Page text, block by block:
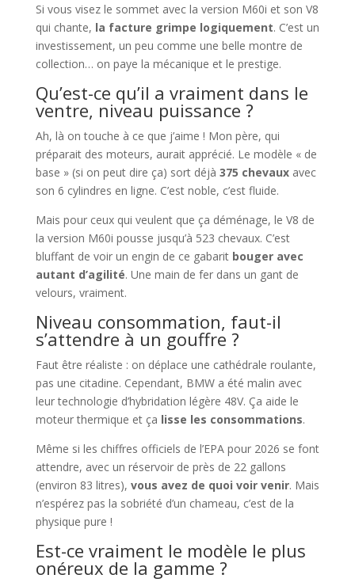
Si vous visez le sommet avec la version M60i et son V8
qui chante, la facture grimpe logiquement. C’est un
investissement, un peu comme une belle montre de
collection… on paye la mécanique et le prestige.
Qu’est-ce qu’il a vraiment dans le
ventre, niveau puissance ?
Ah, là on touche à ce que j’aime ! Mon père, qui
préparait des moteurs, aurait apprécié. Le modèle « de
base » (si on peut dire ça) sort déjà 375 chevauxavec
son 6 cylindres en ligne. C’est noble, c’est fluide.
Mais pour ceux qui veulent que ça déménage, le V8 de
la version M60i pousse jusqu’à 523 chevaux. C’est
bluffant de voir un engin de ce gabarit bouger avec
autant d’agilité. Une main de fer dans un gant de
velours, vraiment.
Niveau consommation, faut-il
s’attendre à un gouffre ?
Faut être réaliste : on déplace une cathédrale roulante,
pas une citadine. Cependant, BMW a été malin avec
leur technologie d’hybridation légère 48V. Ça aide le
moteur thermique et ça lisse les consommations.
Même si les chiffres officiels de l’EPA pour 2026 se font
attendre, avec un réservoir de près de 22 gallons
(environ 83 litres), vous avez de quoi voir venir. Mais
n’espérez pas la sobriété d’un chameau, c’est de la
physique pure !
Est-ce vraiment le modèle le plus
onéreux de la gamme ?